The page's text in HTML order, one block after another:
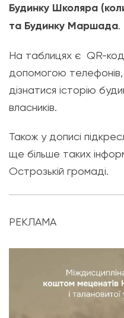
Будинку Школяра
та Будинку Маршада.
На таблицях є QR-
допомогою
дізнатися історію
власників.
Також у дописі
ще більше таких
Острозькій громаді.
РЕКЛАМА